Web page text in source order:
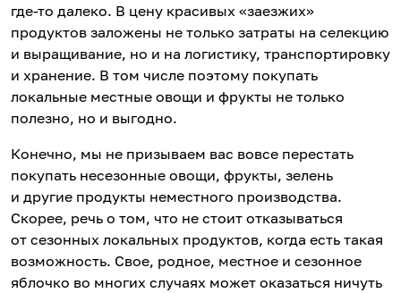
где-то далеко. В цену красивых «заезжих»
продуктов заложены не только затраты на селекцию
и выращивание, но и на логистику, транспортировку
и хранение. В том числе поэтому покупать
локальные местные овощи и фрукты не только
полезно, но и выгодно.
Конечно, мы не призываем вас вовсе перестать
покупать несезонные овощи, фрукты, зелень
и другие продукты неместного производства.
Скорее, речь о том, что не стоит отказываться
от сезонных локальных продуктов, когда есть такая
возможность. Свое, родное, местное и сезонное
яблочко во многих случаях может оказаться ничуть